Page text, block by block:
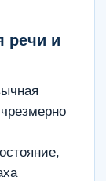
речи и